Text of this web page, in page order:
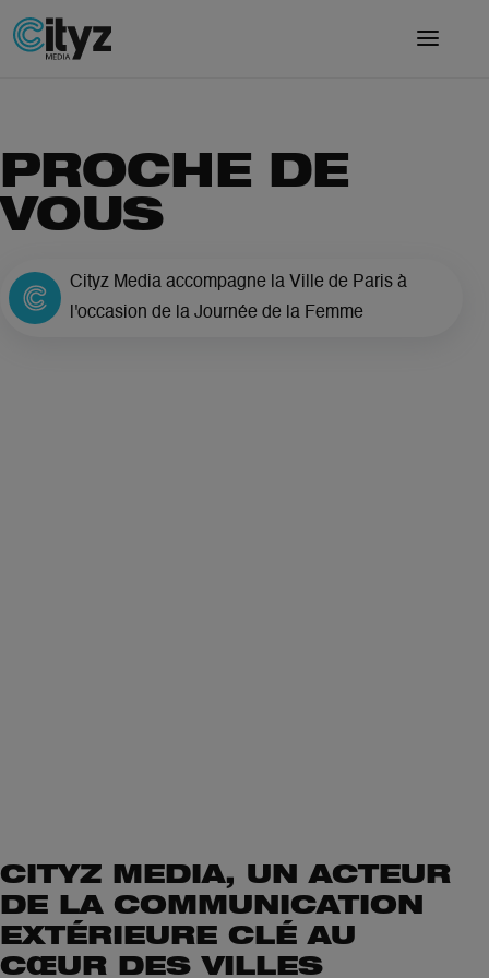
PROCHE DE
VOUS
Cityz Media accompagne la Ville de Paris à
l'occasion de la Journée de la Femme
CITYZ MEDIA, UN ACTEUR
DE LA COMMUNICATION
EXTÉRIEURE CLÉ AU
CŒUR DES VILLES